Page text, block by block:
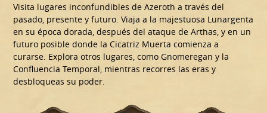
Visita lugares inconfundibles de Azeroth a través del
pasado, presente y futuro. Viaja a la majestuosa Lunargenta
en su época dorada, después del ataque de Arthas, y en un
futuro posible donde la Cicatriz Muerta comienza a
curarse. Explora otros lugares, como Gnomeregan y la
Confluencia Temporal, mientras recorres las eras y
desbloqueas su poder.